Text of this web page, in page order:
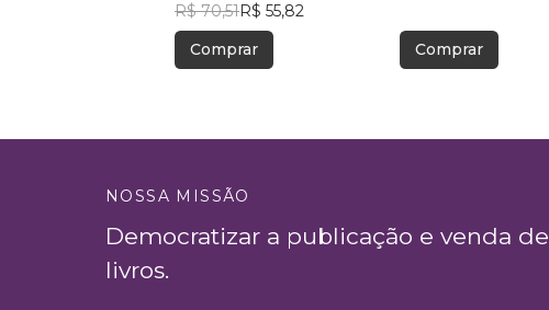
R$ 70,51R$ 55,82
Comprar
Comprar
NOSSA MISSÃO
Democratizar a publicação e venda de
livros.